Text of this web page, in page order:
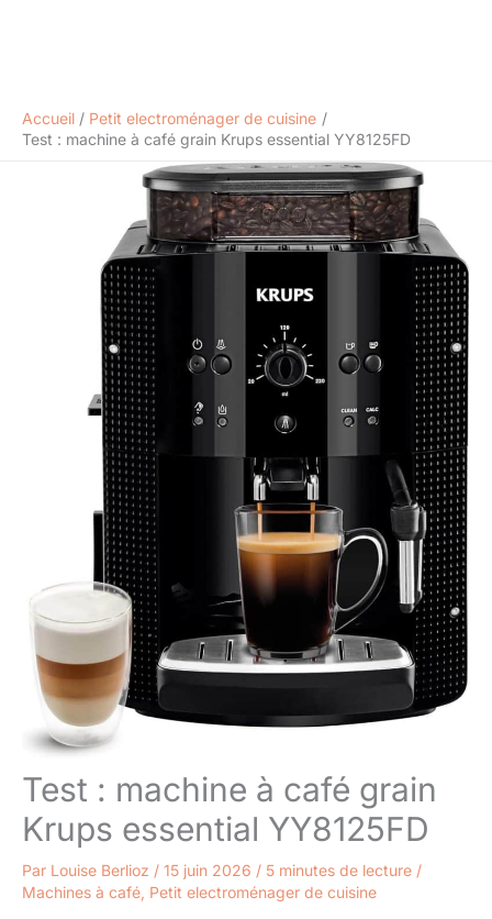
Accueil
Petit electroménager de cuisine
Test : machine à café grain Krups essential YY8125FD
Test : machine à café grain
Krups essential YY8125FD
Par Louise Berlioz / 15 juin 2026 / 5 minutes de lecture /
Machines à café, Petit electroménager de cuisine